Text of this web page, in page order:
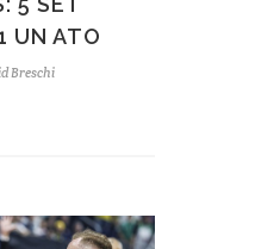
UN ATO
Breschi